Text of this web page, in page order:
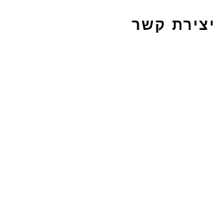
יצירת קשר